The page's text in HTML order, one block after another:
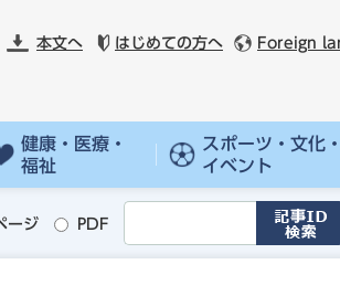
本文へ はじめての方へ Foreign
健康・医療・
福祉
スポーツ・文化・
イベント
ージ PDF